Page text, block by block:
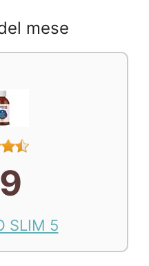
mese
SLIM 5